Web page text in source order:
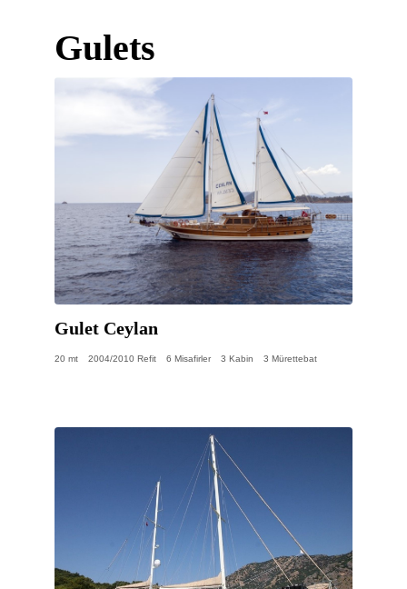
Gulets
Gulet Ceylan
20 mt 2004/2010 Refit 6 Misafirler 3 Kabin 3 Mürettebat